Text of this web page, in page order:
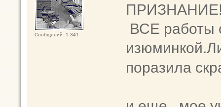
Сообщений: 1 341
ВСЕ работы
поразила